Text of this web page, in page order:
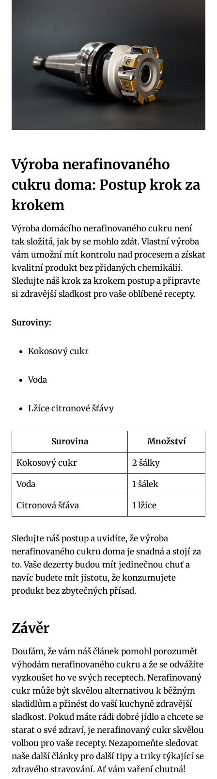
Výroba nerafinovaného
cukru doma: Postup krok za
krokem
Výroba domácího nerafinovaného cukru není
tak složitá, jak by se mohlo zdát. Vlastní výroba
vám umožní mít kontrolu nad procesem a získat
kvalitní produkt bez přidaných chemikálií.
Sledujte náš krok za krokem postup a připravte
si zdravější sladkost pro vaše oblíbené recepty.
Suroviny:
Kokosový cukr
Voda
Lžíce citronové šťávy
Surovina
Množství
Kokosový cukr
2 šálky
Voda
1 šálek
Citronová šťáva
1 lžíce
Sledujte náš postup a uvidíte, že výroba
nerafinovaného cukru doma je snadná a stojí za
to. Vaše dezerty budou mít jedinečnou chuť a
navíc budete mít jistotu, že konzumujete
produkt bez zbytečných přísad.
Závěr
Doufám, že vám náš článek pomohl porozumět
výhodám nerafinovaného cukru a že se odvážíte
vyzkoušet ho ve svých receptech. Nerafinovaný
cukr může být skvělou alternativou k běžným
sladidlům a přinést do vaší kuchyně zdravější
sladkost. Pokud máte rádi dobré jídlo a chcete se
starat o své zdraví, je nerafinovaný cukr skvělou
volbou pro vaše recepty. Nezapomeňte sledovat
naše další články pro další tipy a triky týkající se
zdravého stravování. Ať vám vaření chutná!